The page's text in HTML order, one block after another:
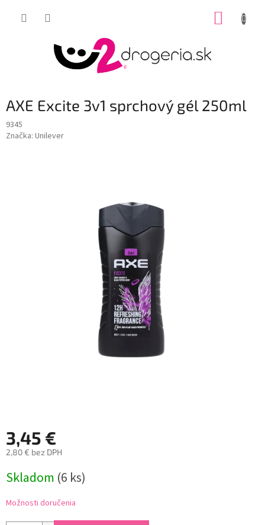
AXE Excite 3v1 sprchový gél 250ml
9345
Značka: Unilever
3,45 €
2,80 € bez DPH
cena:
Skladom (6 ks)
Možnosti doručenia